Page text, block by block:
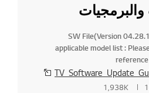
SW File(Version
applicable model list :
1,938K